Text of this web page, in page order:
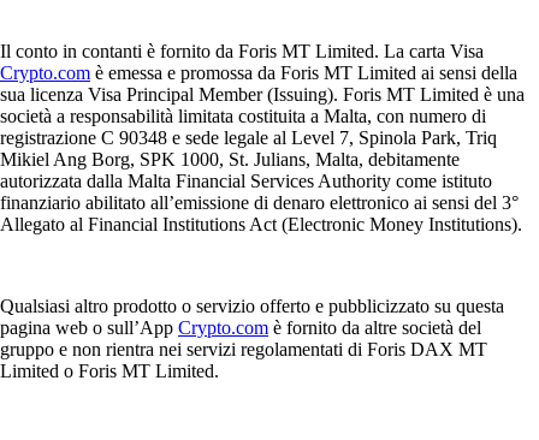
Il conto in contanti è fornito da Foris MT Limited. La carta Visa
Crypto.com è emessa e promossa da Foris MT Limited ai sensi della
sua licenza Visa Principal Member (Issuing). Foris MT Limited è una
società a responsabilità limitata costituita a Malta, con numero di
registrazione C 90348 e sede legale al Level 7, Spinola Park, Triq
Mikiel Ang Borg, SPK 1000, St. Julians, Malta, debitamente
autorizzata dalla Malta Financial Services Authority come istituto
finanziario abilitato all’emissione di denaro elettronico ai sensi del 3°
Allegato al Financial Institutions Act (Electronic Money Institutions).
Qualsiasi altro prodotto o servizio offerto e pubblicizzato su questa
pagina web o sull’App Crypto.com è fornito da altre società del
gruppo e non rientra nei servizi regolamentati di Foris DAX MT
Limited o Foris MT Limited.